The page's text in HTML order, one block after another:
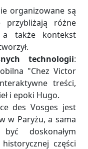
organizowane są
przybliżają różne
także kontekst
technologii:
"Chez Victor
treści,
i epoki Hugo.
des Vosges jest
w Paryżu, a sama
doskonałym
części